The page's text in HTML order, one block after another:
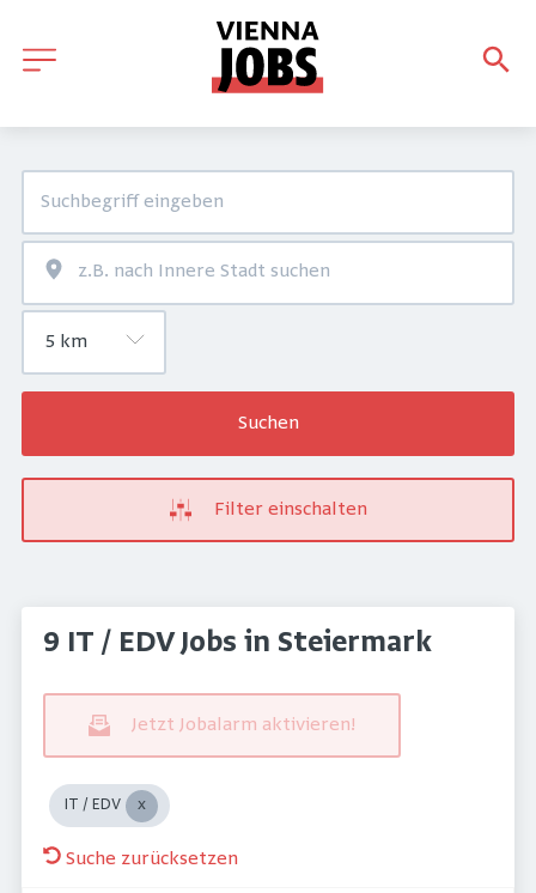
Suchen
Filter einschalten
9 IT / EDV Jobs in Steiermark
Jetzt Jobalarm aktivieren!
IT / EDV
Suche zurücksetzen